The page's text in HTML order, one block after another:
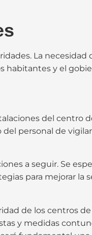
La necesidad
habitantes y el
del centro
personal de
a seguir. Se
para mejorar la
de los centros
y medidas